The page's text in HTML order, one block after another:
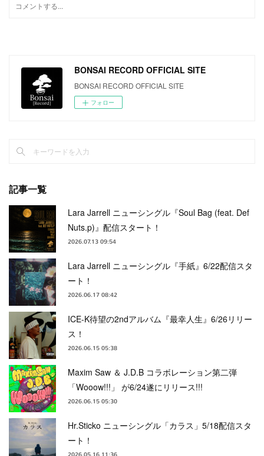
BONSAI RECORD OFFICIAL SITE
BONSAI RECORD OFFICIAL SITE
フォロー
記事一覧
Lara Jarrell ニューシングル『Soul Bag (feat. Def
Nuts.p)』配信スタート！
2026.07.13 09:54
Lara Jarrell ニューシングル『手紙』6/22配信スタ
ート！
2026.06.17 08:42
ICE-K待望の2ndアルバム『最幸人生』6/26リリー
ス！
2026.06.15 05:38
Maxim Saw ＆ J.D.B コラボレーション第二弾
「Wooow!!!」 が6/24遂にリリース!!!
2026.06.15 05:30
Hr.Sticko ニューシングル「カラス」5/18配信スタ
ート！